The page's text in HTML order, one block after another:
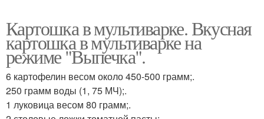
Картошка в мультиварке. Вкусная
картошка в мультиварке на
режиме "Выпечка".
6 картофелин весом около 450-500 грамм;.
250 грамм воды (1, 75 МЧ);.
1 луковица весом 80 грамм;.